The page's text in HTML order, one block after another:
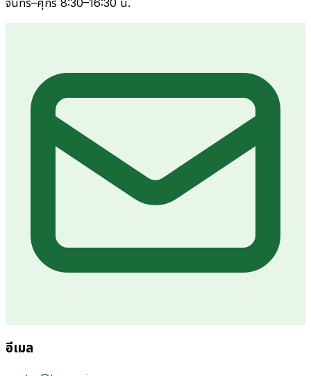
จันทร์–ศุกร์ 8:30–16:30 น.
อีเมล